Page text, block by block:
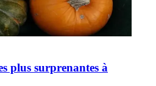
plus surprenantes à